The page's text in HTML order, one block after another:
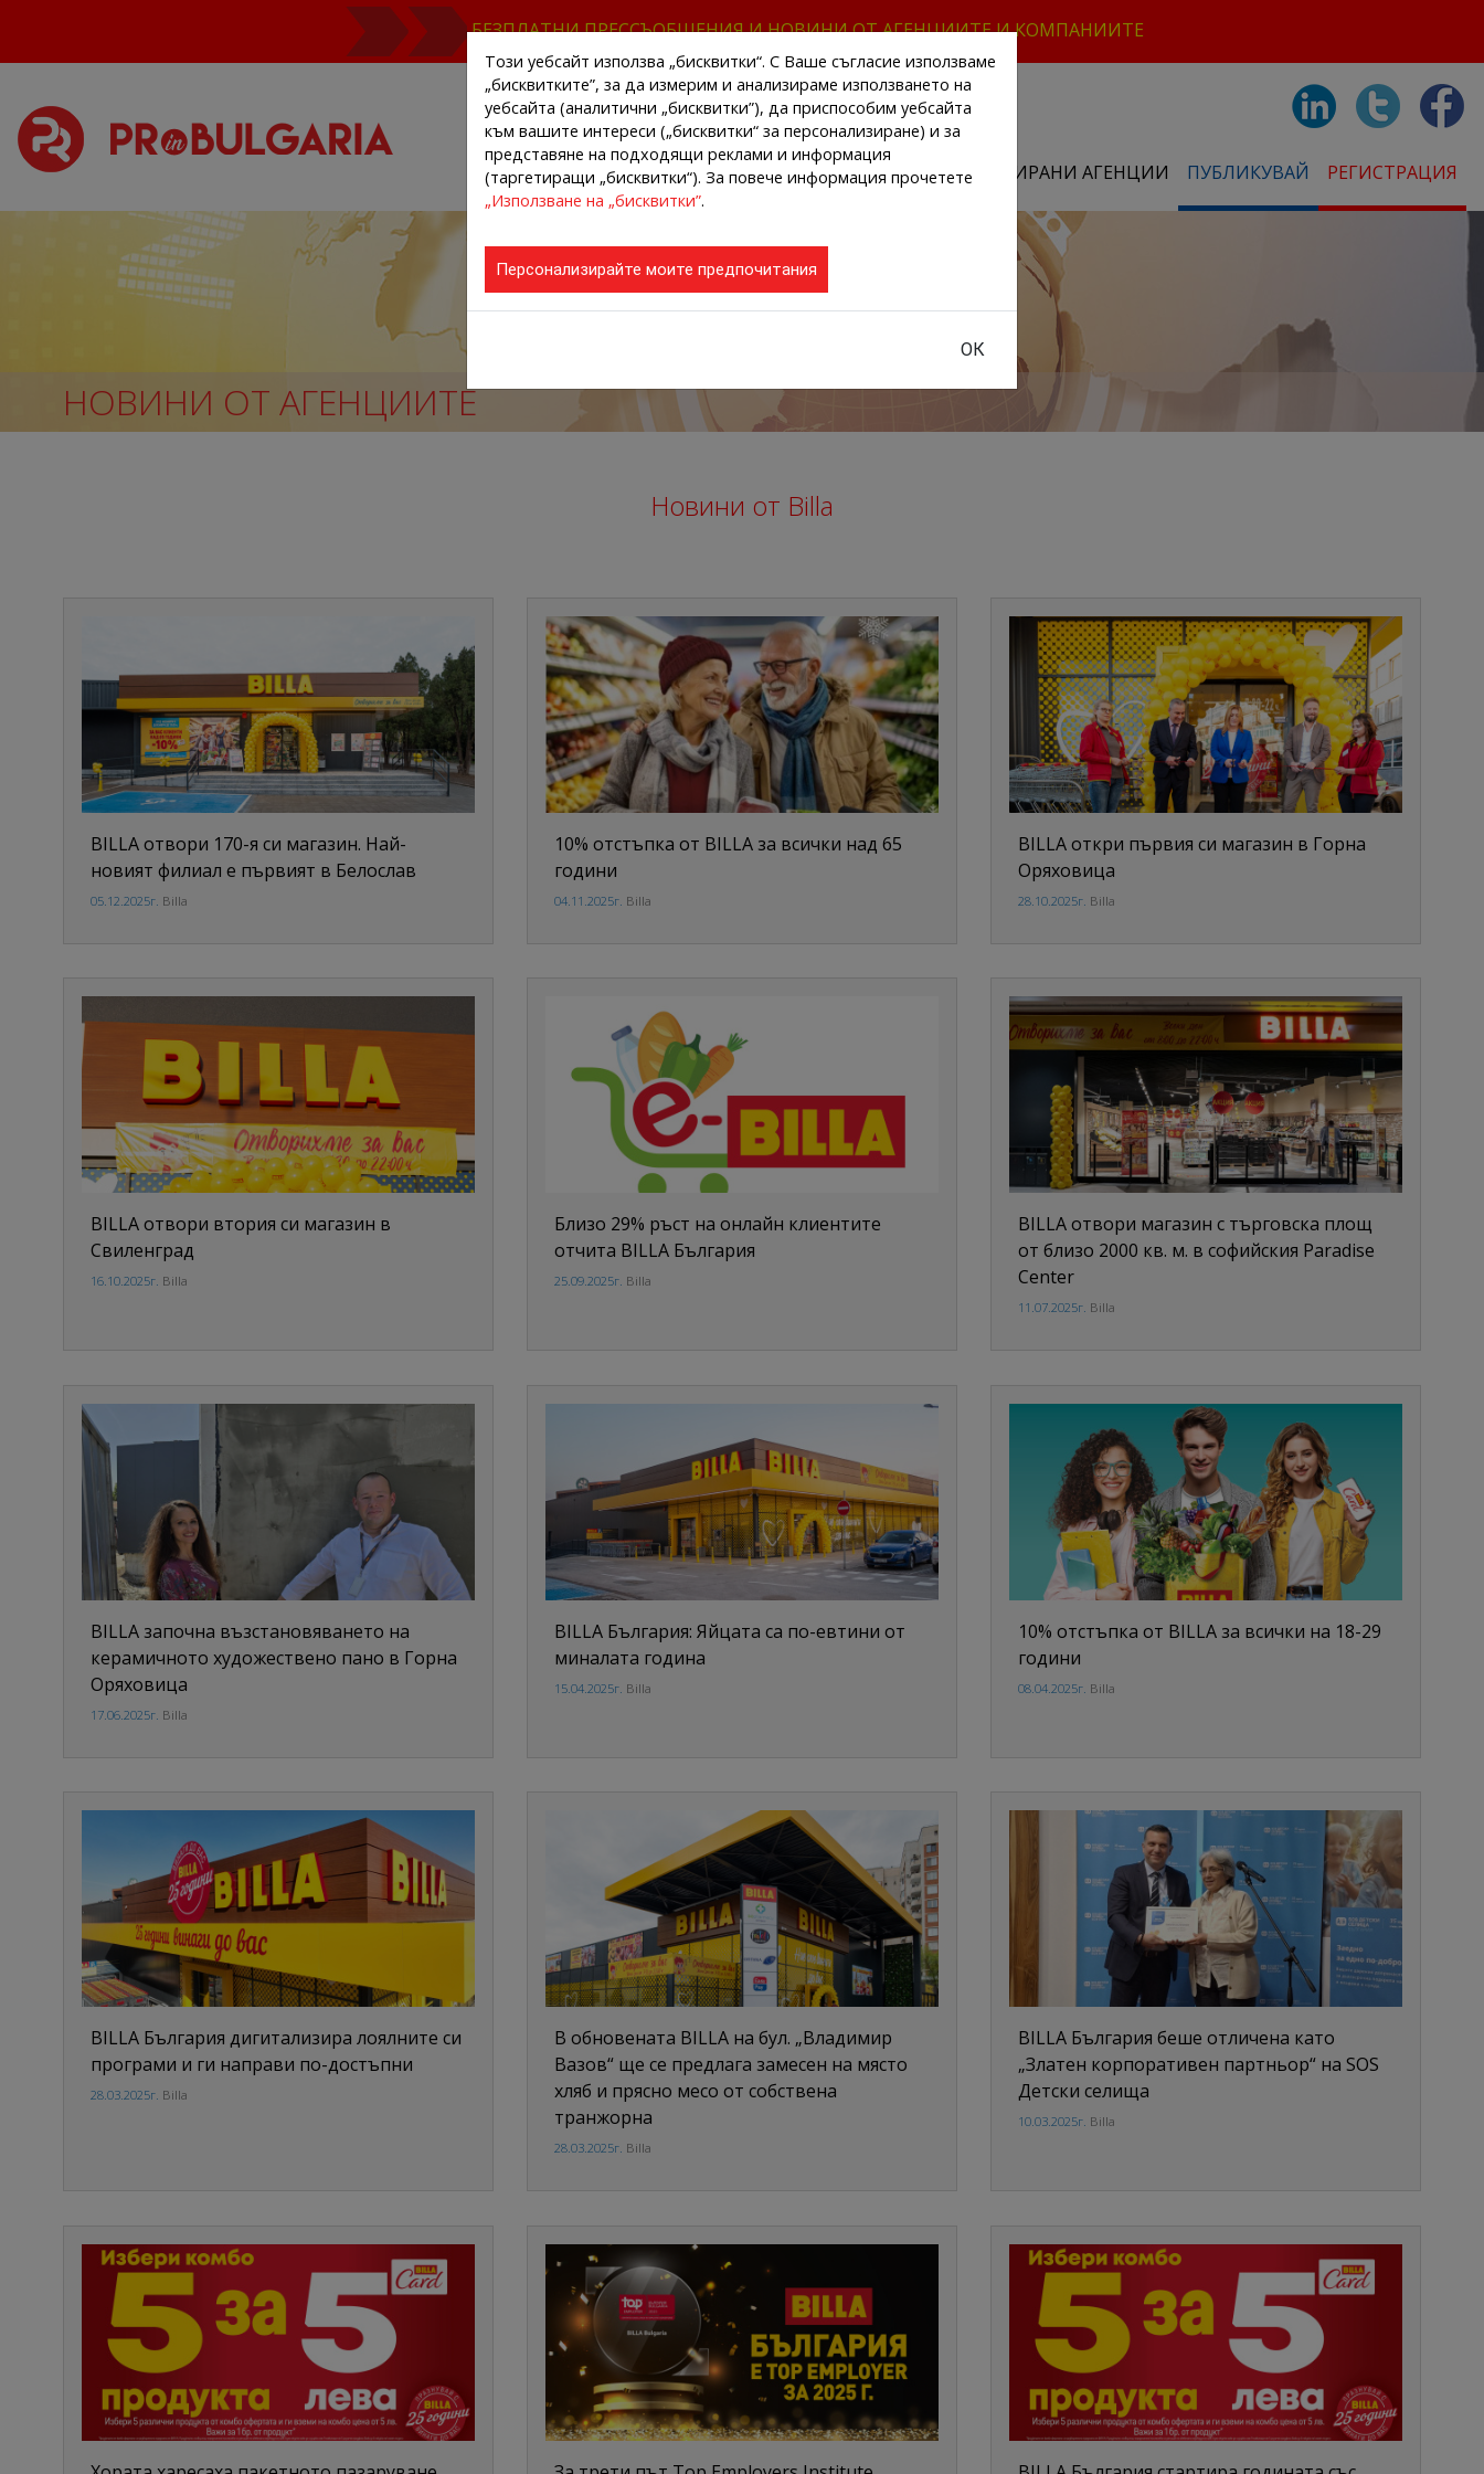
БЕЗПЛАТНИ ПРЕССЪОБЩЕНИЯ И НОВИНИ ОТ АГЕНЦИИТЕ И КОМПАНИИТЕ
НАЧАЛО НОВИНИ ОТ АГЕНЦИИТЕ РЕГИСТРИРАНИ АГЕНЦИИ ПУБЛИКУВАЙ РЕГИСТРАЦИЯ
НОВИНИ ОТ АГЕНЦИИТЕ
Новини от Billa
BILLA отвори 170-я си магазин. Най-
новият филиал е първият в Белослав
05.12.2025г. Billa
10% отстъпка от BILLA за всички над 65
години
04.11.2025г. Billa
BILLA откри първия си магазин в Горна
Оряховица
28.10.2025г. Billa
BILLA отвори втория си магазин в
Свиленград
16.10.2025г. Billa
Близо 29% ръст на онлайн клиентите
отчита BILLA България
25.09.2025г. Billa
BILLA отвори магазин с търговска площ
от близо 2000 кв. м. в софийския Paradise
Center
11.07.2025г. Billa
BILLA започна възстановяването на
керамичното художествено пано в Горна
Оряховица
17.06.2025г. Billa
BILLA България: Яйцата са по-евтини от
миналата година
15.04.2025г. Billa
10% отстъпка от BILLA за всички на 18-29
години
08.04.2025г. Billa
BILLA България дигитализира лоялните си
програми и ги направи по-достъпни
28.03.2025г. Billa
В обновената BILLA на бул. „Владимир
Вазов“ ще се предлага замесен на място
хляб и прясно месо от собствена
транжорна
28.03.2025г. Billa
BILLA България беше отличена като
„Златен корпоративен партньор“ на SOS
Детски селища
10.03.2025г. Billa
Този уебсайт използва „бисквитки“. С Ваше съгласие използваме
„бисквитките”, за да измерим и анализираме използването на
уебсайта (аналитични „бисквитки”), да приспособим уебсайта
към вашите интереси („бисквитки“ за персонализиране) и за
представяне на подходящи реклами и информация
(таргетиращи „бисквитки“). За повече информация прочетете
„Използване на „бисквитки”.
Персонализирайте моите предпочитания
ОК